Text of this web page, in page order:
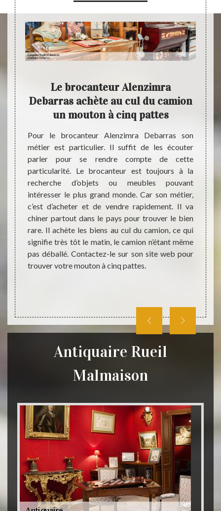
se
Et
à la
s’il
des
de
les
Le brocanteur Alenzimra
Debarras achète au cul du camion
un mouton à cinq pattes
Pour le brocanteur Alenzimra Debarras son
métier est particulier. Il suffit de les écouter
parler pour se rendre compte de cette
particularité. Le brocanteur est toujours à la
recherche d’objets ou meubles pouvant
intéresser le plus grand monde. Car son métier,
c’est d’acheter et de vendre rapidement. Il va
chiner partout dans le pays pour trouver le bien
rare. Il achète les biens au cul du camion, ce qui
signifie très tôt le matin, le camion n’étant même
pas déballé. Contactez-le sur son site web pour
trouver votre mouton à cinq pattes.
Si
un
sur
style
de
Antiquaire Rueil
Malmaison